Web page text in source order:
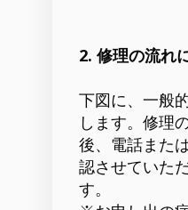
2. 修理の流れ
下図に、一般
します。修理
後、電話また
認させていた
す。